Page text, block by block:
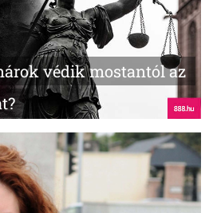
védik mostantól az